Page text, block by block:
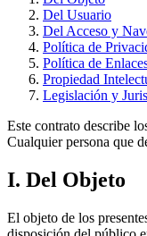
Del Usuario
Del Acceso y
Política de
Política de
Propiedad
Legislación y
Este contrato describe
Cualquier persona que
I. Del Objeto
El objeto de los